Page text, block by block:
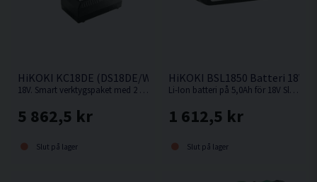
HiKOKI KC18DE (DS18DE/WR18DBDL2) Verktygspaket 18V
18V. Smart verktygspaket med 2 st kompakta och kraftfulla 18V batteriverktyg.
5 862,5 kr
Slut på lager
HiKOKI BSL1850 Batteri 18V
Li-Ion batteri på 5,0Ah för 18V Sladdlösa HiKOKI / Hitachi maskiner med Slide batterifäste.
1 612,5 kr
Slut på lager